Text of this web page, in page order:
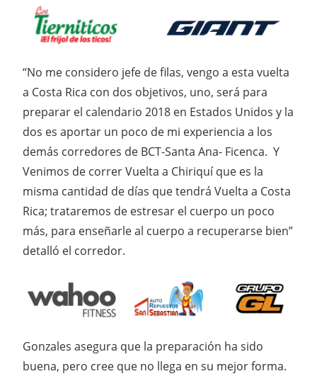
“No me considero jefe de filas, vengo a esta vuelta
a Costa Rica con dos objetivos, uno, será para
preparar el calendario 2018 en Estados Unidos y la
dos es aportar un poco de mi experiencia a los
demás corredores de BCT-Santa Ana- Ficenca. Y
Venimos de correr Vuelta a Chiriquí que es la
misma cantidad de días que tendrá Vuelta a Costa
Rica; trataremos de estresar el cuerpo un poco
más, para enseñarle al cuerpo a recuperarse bien”
detalló el corredor.
Gonzales asegura que la preparación ha sido
buena, pero cree que no llega en su mejor forma.